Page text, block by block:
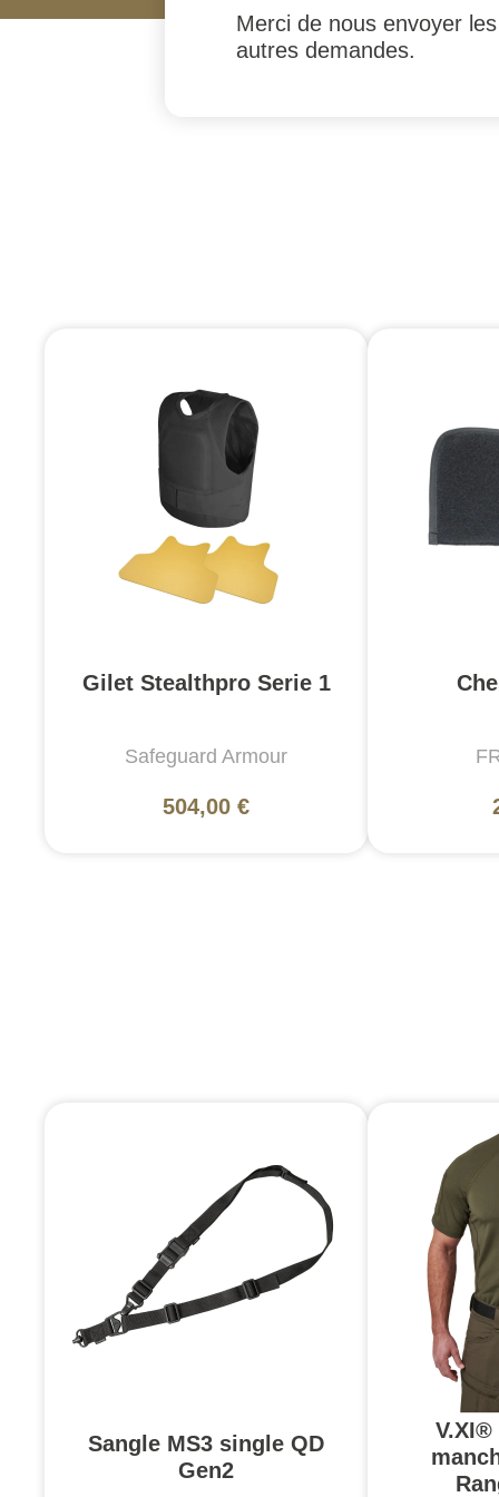
Merci de nous envoyer
autres demandes.
Gilet Stealthpro Serie 1
Safeguard Armour
504,00 €
Sangle MS3 single QD
Gen2
V.XI®